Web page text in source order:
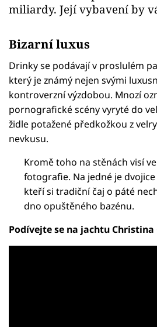
miliardy. Její vybavení by
Bizarní luxus
Drinky se podávají v proslulém
který je známý nejen svými
kontroverzní výzdobou. Mnozí
pornografické scény vyryté do
židle potažené předkožkou z
nevkusu.
Kromě toho na stěnách visí
fotografie. Na jedné je
kteří si tradiční čaj o páté
dno opuštěného bazénu.
Podívejte se na jachtu Christina